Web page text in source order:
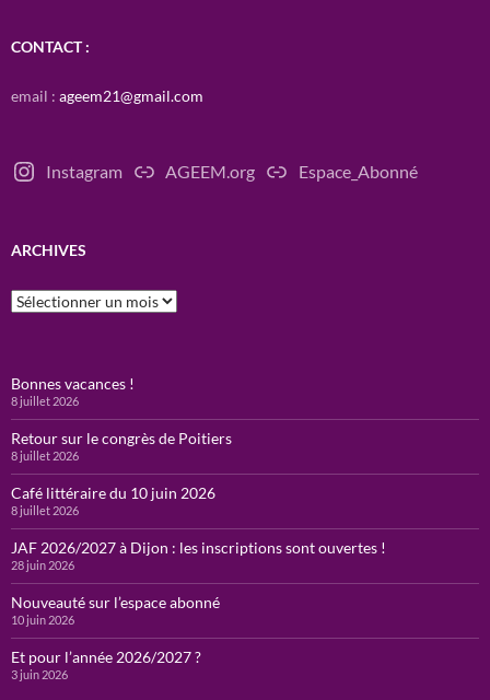
CONTACT :
email : ageem21@gmail.com
Instagram AGEEM.org Espace_Abonné
ARCHIVES
Archives
Bonnes vacances !
8 juillet 2026
Retour sur le congrès de Poitiers
8 juillet 2026
Café littéraire du 10 juin 2026
8 juillet 2026
JAF 2026/2027 à Dijon : les inscriptions sont ouvertes !
28 juin 2026
Nouveauté sur l’espace abonné
10 juin 2026
Et pour l’année 2026/2027 ?
3 juin 2026